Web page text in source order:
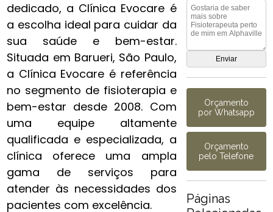
dedicado, a Clínica Evocare é
a escolha ideal para cuidar da
sua saúde e bem-estar.
Situada em Barueri, São Paulo,
a Clínica Evocare é referência
no segmento de fisioterapia e
bem-estar desde 2008. Com
uma equipe altamente
qualificada e especializada, a
clínica oferece uma ampla
gama de serviços para
atender às necessidades dos
pacientes com excelência.
Orçamento
por Whatsapp
Orçamento
pelo Telefone
Páginas